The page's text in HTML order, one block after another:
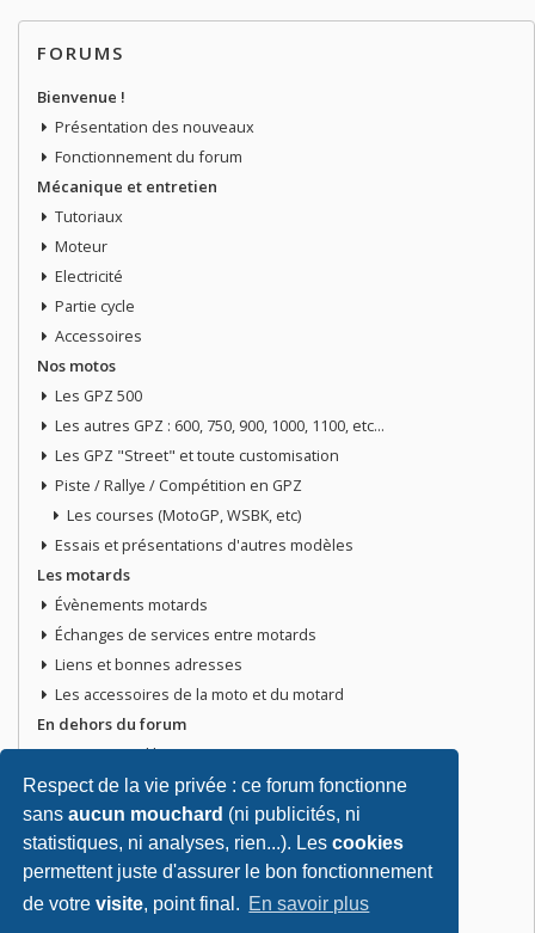
Respect de la vie privée : ce forum fonctionne
sansaucun mouchard (ni publicités, ni
statistiques, ni analyses, rien...). Lescookies
permettent juste d'assurer le bon fonctionnement
de votrevisite, point final. En savoir plus
FORUMS
Bienvenue !
Présentation des nouveaux
Fonctionnement du forum
Mécanique et entretien
Tutoriaux
Moteur
Electricité
Partie cycle
Accessoires
Nos motos
Les GPZ 500
Les autres GPZ : 600, 750, 900, 1000, 1100, etc...
Les GPZ "Street" et toute customisation
Piste / Rallye / Compétition en GPZ
Les courses (MotoGP, WSBK, etc)
Essais et présentations d'autres modèles
Les motards
Évènements motards
Échanges de services entre motards
Liens et bonnes adresses
Les accessoires de la moto et du motard
En dehors du forum
Discussions libres
Petites annonces
Vends ta moto
Vends pièces ou équipements / accessoires du motard
Recherche moto ou pièces
Tout doit disparaitre !